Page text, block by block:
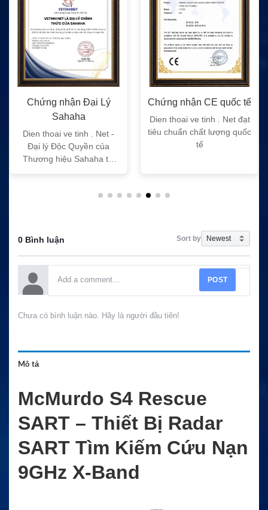
Chứng nhận Đại Lý
Sahaha
Dien thoai ve tinh . Net -
Đại lý Độc Quyền của
Thương hiệu Sahaha tại
Chứng nhận CE quốc tế
Dien thoai ve tinh . Net đạt
tiêu chuẩn chất lượng quốc
tế
0 Bình luận Sort by
POST
Chưa có bình luận nào. Hãy là người đầu tiên!
Mô tả
McMurdo S4 Rescue
SART – Thiết Bị Radar
SART Tìm Kiếm Cứu Nạn
9GHz X-Band